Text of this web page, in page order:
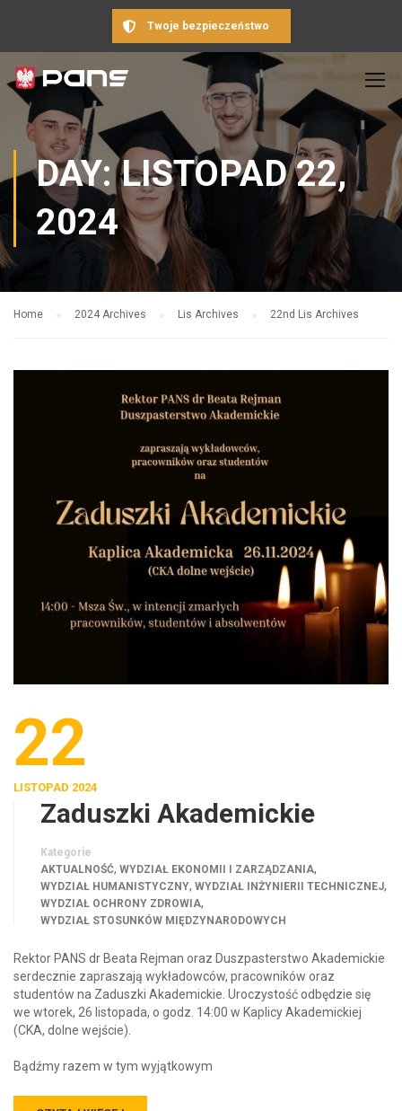
Twoje bezpieczeństwo
DAY: LISTOPAD 22,
2024
Home 2024 Archives Lis Archives 22nd Lis Archives
22
LISTOPAD 2024
Zaduszki Akademickie
Kategorie
AKTUALNOŚĆ, WYDZIAŁ EKONOMII I ZARZĄDZANIA,
WYDZIAŁ HUMANISTYCZNY, WYDZIAŁ INŻYNIERII TECHNICZNEJ,
WYDZIAŁ OCHRONY ZDROWIA,
WYDZIAŁ STOSUNKÓW MIĘDZYNARODOWYCH
Rektor PANS dr Beata Rejman oraz Duszpasterstwo Akademickie
serdecznie zapraszają wykładowców, pracowników oraz
studentów na Zaduszki Akademickie. Uroczystość odbędzie się
we wtorek, 26 listopada, o godz. 14:00 w Kaplicy Akademickiej
(CKA, dolne wejście).
Bądźmy razem w tym wyjątkowym